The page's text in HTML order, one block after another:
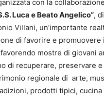
con la
Luca e Beato Angelico”,
Villani, un’importante
di favorire e promuovere
mostre di giovani
di recuperare, preservare
regionale di arte,
prodotti tipici, cucina